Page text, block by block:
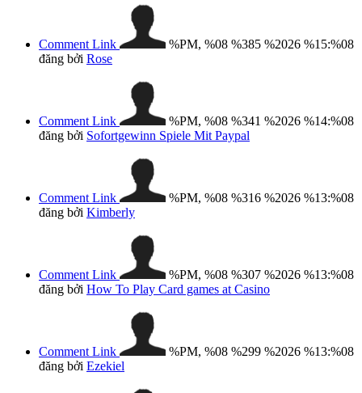
Comment Link
%PM, %08 %385 %2026 %15:%08
đăng bởi Rose
Comment Link
%PM, %08 %341 %2026 %14:%08
đăng bởi Sofortgewinn Spiele Mit Paypal
Comment Link
%PM, %08 %316 %2026 %13:%08
đăng bởi Kimberly
Comment Link
%PM, %08 %307 %2026 %13:%08
đăng bởi How To Play Card games at Casino
Comment Link
%PM, %08 %299 %2026 %13:%08
đăng bởi Ezekiel